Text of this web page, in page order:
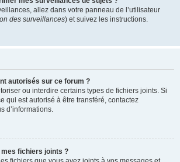
allez dans votre panneau de l’utilisateur
des surveillances) et suivez les instructions.
autorisés sur ce forum ?
ou interdire certains types de fichiers joints. Si
qui est autorisé à être transféré, contactez
d’informations.
fichiers joints ?